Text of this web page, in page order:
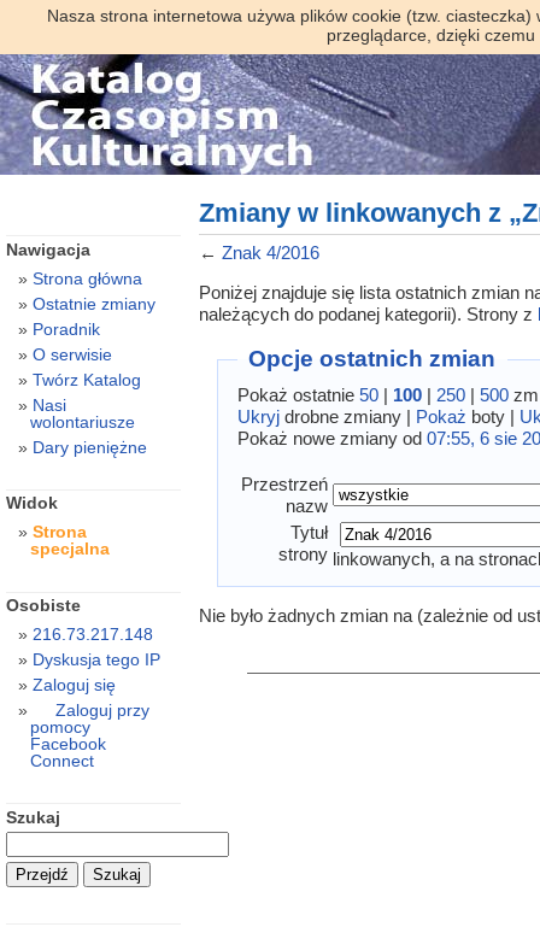
Nasza strona internetowa używa plików cookie (tzw.
przeglądarce, dzięki
Zmiany w linkowanych z
← Znak 4/2016
Poniżej znajduje się lista ostatnich zmian
należących do podanej kategorii). Strony z
Opcje ostatnich zmian
Pokaż ostatnie 50| 100| 250| 500
Ukryjdrobne zmiany | Pokaż boty |
Pokaż nowe zmiany od 07:55, 6 sie
Przestrzeń
nazw
Tytuł
strony linkowanych, a na
Nie było żadnych zmian na (zależnie od
Nawigacja
Strona główna
Ostatnie zmiany
Poradnik
O serwisie
Twórz Katalog
Nasi
wolontariusze
Dary pieniężne
Widok
Strona
specjalna
Osobiste
216.73.217.148
Dyskusja tego IP
Zaloguj się
Zaloguj przy
pomocy
Facebook
Connect
Szukaj